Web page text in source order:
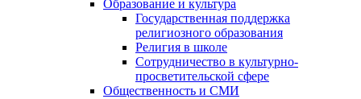
Образование и культура
Государственная поддержка
религиозного образования
Религия в школе
Сотрудничество в культурно-
просветительской сфере
Общественность и СМИ